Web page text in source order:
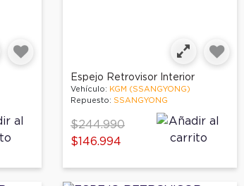
Espejo Retrovisor Interior
Vehículo: KGM (SSANGYONG)
Repuesto: SSANGYONG
Price reduced from
$244.990to
$146.994